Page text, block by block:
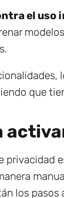
el uso
que
privacidad
los pasos